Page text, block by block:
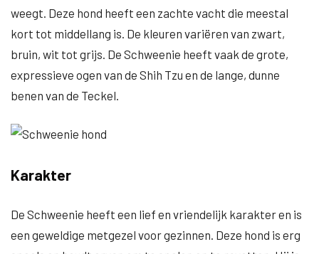
weegt. Deze hond heeft een zachte vacht die meestal
kort tot middellang is. De kleuren variëren van zwart,
bruin, wit tot grijs. De Schweenie heeft vaak de grote,
expressieve ogen van de Shih Tzu en de lange, dunne
benen van de Teckel.
Karakter
De Schweenie heeft een lief en vriendelijk karakter en is
een geweldige metgezel voor gezinnen. Deze hond is erg